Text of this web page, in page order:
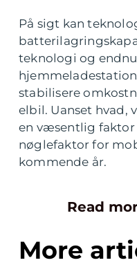
På sigt kan
teknologi og
stabilisere
elbil. Uanset hvad,
en væsentlig faktor
nøglefaktor for
kommende år.
Read
More